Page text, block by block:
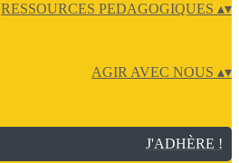
RESSOURCES PEDAGOGIQUES ▴▾
AGIR AVEC NOUS ▴▾
J'ADHÈRE !